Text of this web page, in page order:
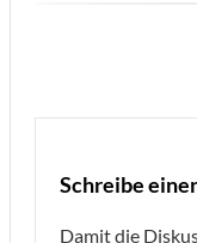
Schreibe
Damit die